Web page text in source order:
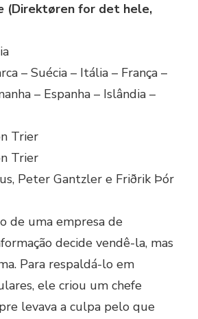
(Direktøren for det hele,
– Suécia – Itália – França –
– Espanha – Islândia –
Trier
Trier
Peter Gantzler e Friðrik Þór
de uma empresa de
decide vendê-la, mas
Para respaldá-lo em
ele criou um chefe
levava a culpa pelo que